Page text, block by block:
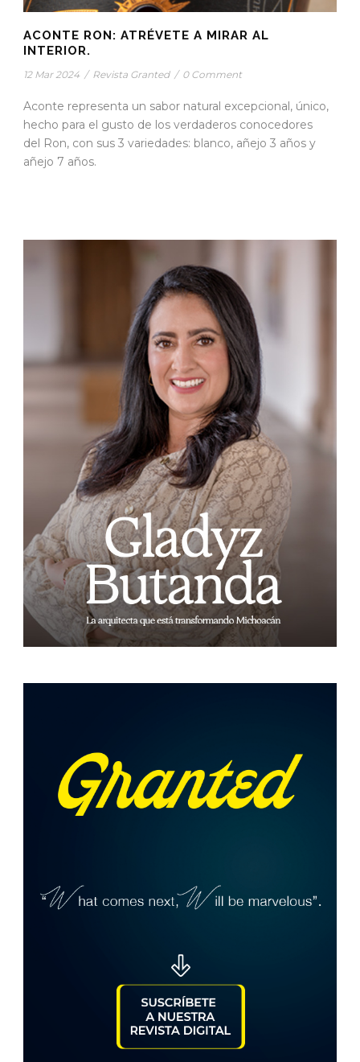
ACONTE RON: ATRÉVETE A MIRAR AL
INTERIOR.
12 Mar 2024 / Revista Granted / 0 Comment
Aconte representa un sabor natural excepcional, único,
hecho para el gusto de los verdaderos conocedores
del Ron, con sus 3 variedades: blanco, añejo 3 años y
añejo 7 años.